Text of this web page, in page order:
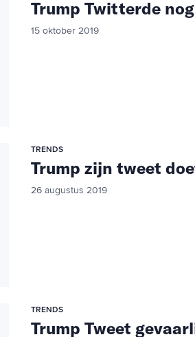
Trump Twitterde
15 oktober 2019
TRENDS
Trump zijn tweet
26 augustus 2019
TRENDS
Trump Tweet